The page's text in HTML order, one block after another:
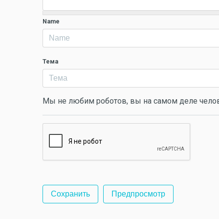
Name
Тема
Мы не любим роботов, вы на самом деле